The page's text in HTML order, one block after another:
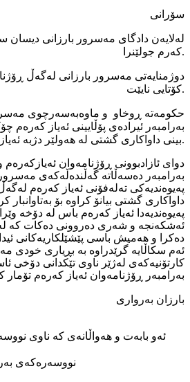
سۆرانی
له‌لایه‌ن دادگای مه‌سرور بارزانی دیسان
كه‌رم جولێنرا.
دوژمنایه‌تی مه‌سرور بارزانی له‌گه‌ڵ
كۆتایی نایێت.
حكومه‌ته ڕوخاو و ماوه‌به‌سه‌رچوی
به‌رامبه‌ر ئیراده‌ی پۆڵایینی ئه‌یاز كه‌ره‌م
بینی داواكاری گشتی له‌ هه‌ولێر دژبه‌ ئه‌یاز كه‌ره‌م به‌كار بهێنێت.
دوای ئازادبوونی ڕۆژنامه‌وان ئه‌یازكه‌ره‌م
به‌رامبه‌ر ده‌سه‌ڵاته‌ گه‌ڵنده‌ڵه‌كه‌ی
داواكاری گشتی بیانۆ كراوه‌ بۆ به‌تاوانبار
په‌یوه‌ندیه‌دا ئه‌یاز كه‌ره‌م باس له‌ دۆخه‌
ئه‌شكه‌نجه‌ و شه‌ری ده‌روونی ده‌كات كه‌
ده‌كرا و هه‌میش باسی پێشێلكاریه‌كانی
ئه‌م سكاڵایه‌ گرێدراوه‌ به‌ بڕیاری خودی
كارتۆنیه‌كه‌ی له‌ژێر ناوی تێكدانی دۆخی
به‌رامبه‌ر ڕۆژنامه‌وان ئه‌یاز كه‌ره‌م تۆمار
بارزان به‌رواری
ئەو بابەت و هەواڵانەی کە ناوی
نووسەرەکەی